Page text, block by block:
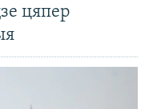
цяпер